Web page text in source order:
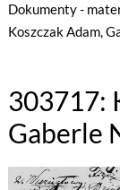
Dokumenty -
Koszczak Adam,
303717:
Gaberle